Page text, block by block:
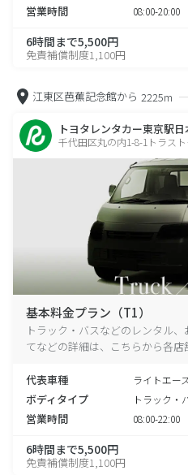
営業時間 08:00-20:00
6時間まで5,500円
免責補償制度1,100円
江東区芭蕉記念館から 2225m
トヨタレンタカー東京駅日
千代田区丸の内1-8-1トラス
基本料金プラン（T1）
トラック・バスなどのレンタル
てなどの詳細は、こちらから各店
代表車種 ライトエー
ボディタイプ トラック・
営業時間 08:00-22:00
6時間まで5,500円
免責補償制度1,100円